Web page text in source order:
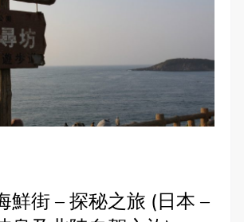
鮮街 – 探秘之旅 (日本 –